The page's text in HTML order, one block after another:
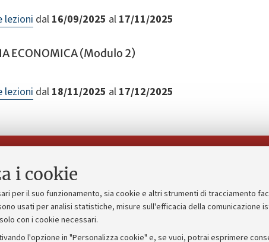
i cookie
per il suo funzionamento, sia cookie e altri strumenti di tracciamento
usati per analisi statistiche, misure sull'efficacia della comunicazione
con i cookie necessari.
l'opzione in "Personalizza cookie" e, se vuoi, potrai esprimere
lezioni dal 16/09/2025 al 17/11/2025
ECONOMICA (Modulo 2)
lezioni dal 18/11/2025 al 17/12/2025
strategico
Bandi, gare e concorsi